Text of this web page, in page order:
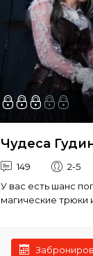
Чудеса
149 2-5
У вас есть шанс
магические трюки